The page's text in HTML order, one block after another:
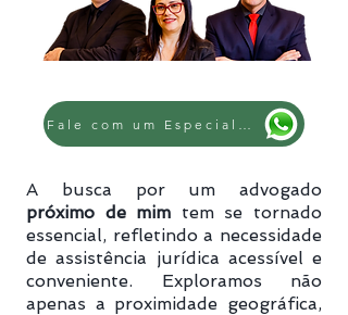
A busca por um advogado
próximo de mim tem se tornado
essencial, refletindo a necessidade
de assistência jurídica acessível e
conveniente. Exploramos não
apenas a proximidade geográfica,